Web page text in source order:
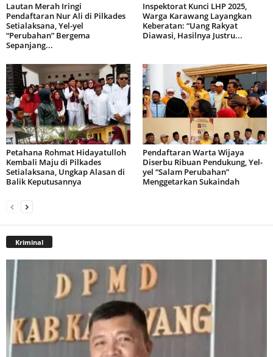
Lautan Merah Iringi
Pendaftaran Nur Ali di Pilkades
Setialaksana, Yel-yel
“Perubahan” Bergema
Sepanjang...
Inspektorat Kunci LHP 2025,
Warga Karawang Layangkan
Keberatan: “Uang Rakyat
Diawasi, Hasilnya Justru...
Petahana Rohmat Hidayatulloh
Kembali Maju di Pilkades
Setialaksana, Ungkap Alasan di
Balik Keputusannya
Pendaftaran Warta Wijaya
Diserbu Ribuan Pendukung, Yel-
yel “Salam Perubahan”
Menggetarkan Sukaindah
Kriminal